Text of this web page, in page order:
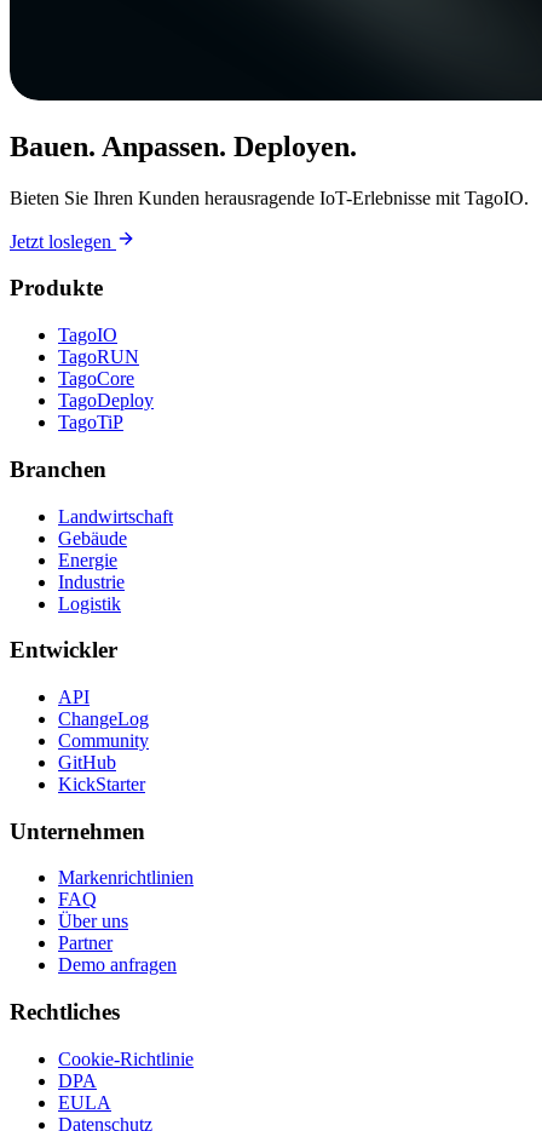
Bauen. Anpassen. Deployen.
Bieten Sie Ihren Kunden herausragende IoT-Erlebnisse mit TagoIO.
Jetzt loslegen
Produkte
TagoIO
TagoRUN
TagoCore
TagoDeploy
TagoTiP
Branchen
Landwirtschaft
Gebäude
Energie
Industrie
Logistik
Entwickler
API
ChangeLog
Community
GitHub
KickStarter
Unternehmen
Markenrichtlinien
FAQ
Über uns
Partner
Demo anfragen
Rechtliches
Cookie-Richtlinie
DPA
EULA
Datenschutz